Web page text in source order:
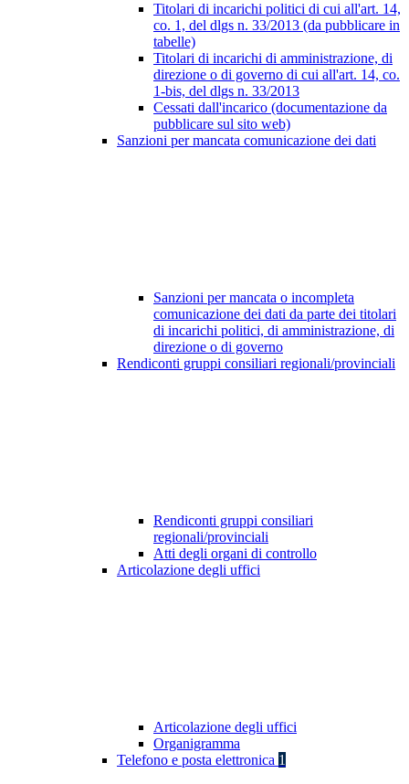
Titolari di incarichi politici di cui all'art. 14,
co. 1, del dlgs n. 33/2013 (da pubblicare in
tabelle)
Titolari di incarichi di amministrazione, di
direzione o di governo di cui all'art. 14, co.
1-bis, del dlgs n. 33/2013
Cessati dall'incarico (documentazione da
pubblicare sul sito web)
Sanzioni per mancata comunicazione dei dati
Sanzioni per mancata o incompleta
comunicazione dei dati da parte dei titolari
di incarichi politici, di amministrazione, di
direzione o di governo
Rendiconti gruppi consiliari regionali/provinciali
Rendiconti gruppi consiliari
regionali/provinciali
Atti degli organi di controllo
Articolazione degli uffici
Articolazione degli uffici
Organigramma
Telefono e posta elettronica 1